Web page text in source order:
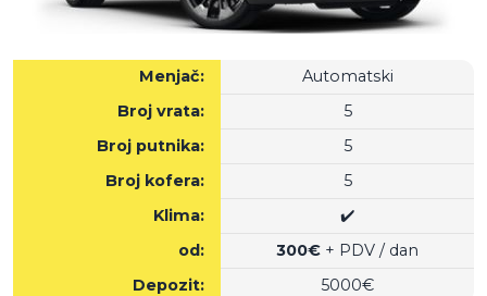
Menjač:
Automatski
Broj vrata:
5
Broj putnika:
5
Broj kofera:
5
Klima:
✔️
od:
300€ + PDV / dan
Depozit:
5000€